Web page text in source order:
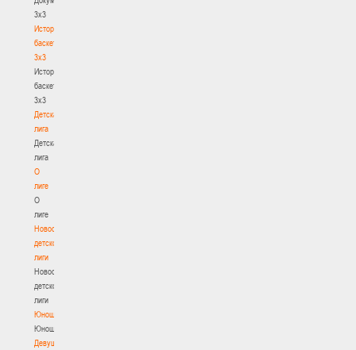
3х3
История
баскетбола
3х3
История
баскетбола
3х3
Детская
лига
Детская
лига
О
лиге
О
лиге
Новости
детской
лиги
Новости
детской
лиги
Юноши
Юноши
Девушки